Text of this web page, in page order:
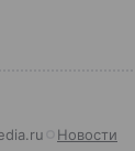
Новости